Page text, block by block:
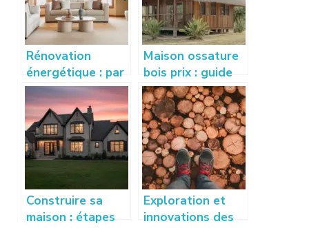
Rénovation
énergétique : par
où commencer
pour gagner en
confort
rapidement ?
Maison ossature
bois prix : guide
complet pour
estimer votre
budget
Construire sa
maison : étapes
Exploration et
innovations des